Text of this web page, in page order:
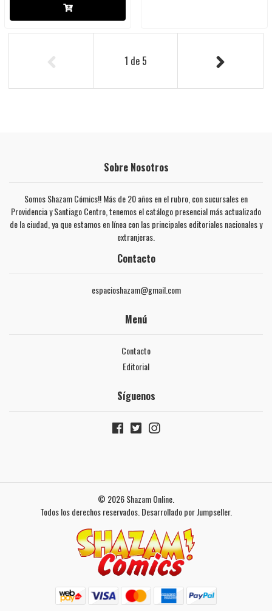
1 de 5
Sobre Nosotros
Somos Shazam Cómics!! Más de 20 años en el rubro, con sucursales en
Providencia y Santiago Centro, tenemos el catálogo presencial más actualizado
de la ciudad, ya que estamos en línea con las principales editoriales nacionales y
extranjeras.
Contacto
espacioshazam@gmail.com
Menú
Contacto
Editorial
Síguenos
© 2026 Shazam Online.
Todos los derechos reservados. Desarrollado por Jumpseller.